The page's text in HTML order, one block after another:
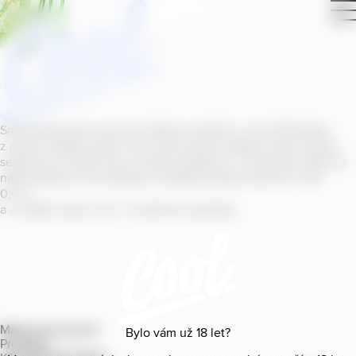
Bylo vám už 18 let?
Smícháním piva s ovocnou šťávou vytvořil v roce
z našich sládků
segmentu na bázi piva v České republice. V současné době se
naše portfolio Cool skládá z nealkoholických příchutí s alk.
0
a z nealko řady Cool+ s funkčními benefity.
Mapa provozoven
Produkty